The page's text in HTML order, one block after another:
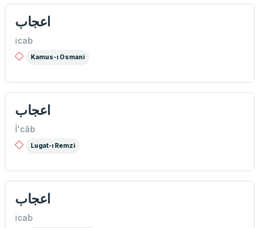
اعجاب
icab
Kamus-ı Osmani
اعجاب
İ'câb
Lugat-ı Remzi
اعجاب
icab